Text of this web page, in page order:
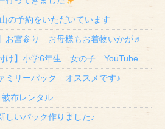
の予約をいただいています
お宮参り お母様もお着物いかが♬
付け】小学6年生 女の子 YouTube
ミリーパック オススメです♪
布レンタル
しいパック作りました♪